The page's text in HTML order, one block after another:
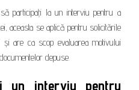
participați la un interviu pentru a
aceasta se aplică pentru solicitările
are ca scop evaluarea motivului
depuse.
un interviu pentru